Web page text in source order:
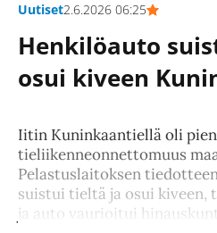
Uutiset2.6.2026 06:25
Henkilöauto
osui kiveen
Iitin Kuninkaantiellä oli
tieliikenneonnettomuus
Pelastuslaitoksen
suistui tieltä ja osui kiveen,
ja auto vaurioitui